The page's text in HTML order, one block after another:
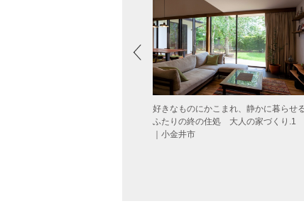
好きなものにかこまれ、静かに暮らせ
ふたりの終の住処 大人の家づくり.1
｜小金井市